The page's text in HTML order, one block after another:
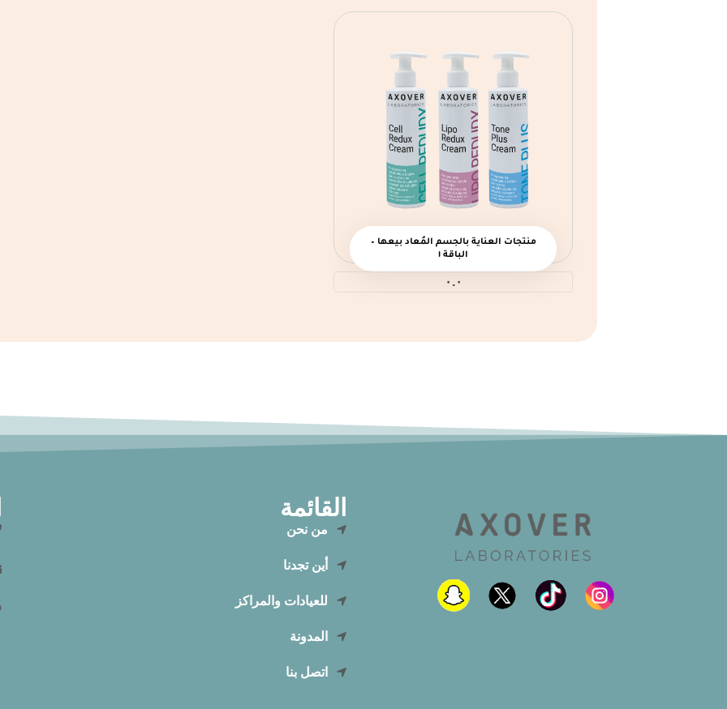
منتجات العناية بالجسم المُعاد بيعها –
الباقة ١
٠.٠
القائمة
من نحن
أين تجدنا
للعيادات والمراكز
المدونة
اتصل بنا